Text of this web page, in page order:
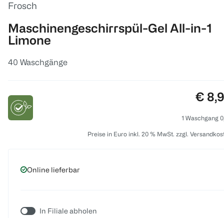
Frosch
Maschinengeschirrspül-Gel All-in-1
Limone
40 Waschgänge
€
1 Waschgang
Preise in Euro inkl. 20 % MwSt. zzgl.
Online lieferbar
In Filiale abholen